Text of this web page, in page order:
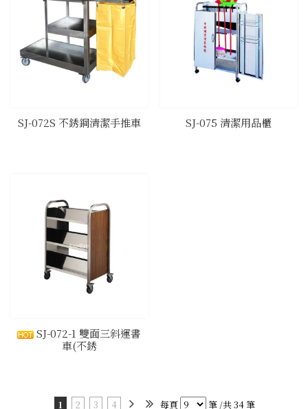
​SJ-072S 不銹鋼清潔手推車 ​SJ-075 清潔用品櫃
​SJ-072-1 雙面三斜運書
車(不銹
1 2 3 4 每頁 筆 /共 34 筆